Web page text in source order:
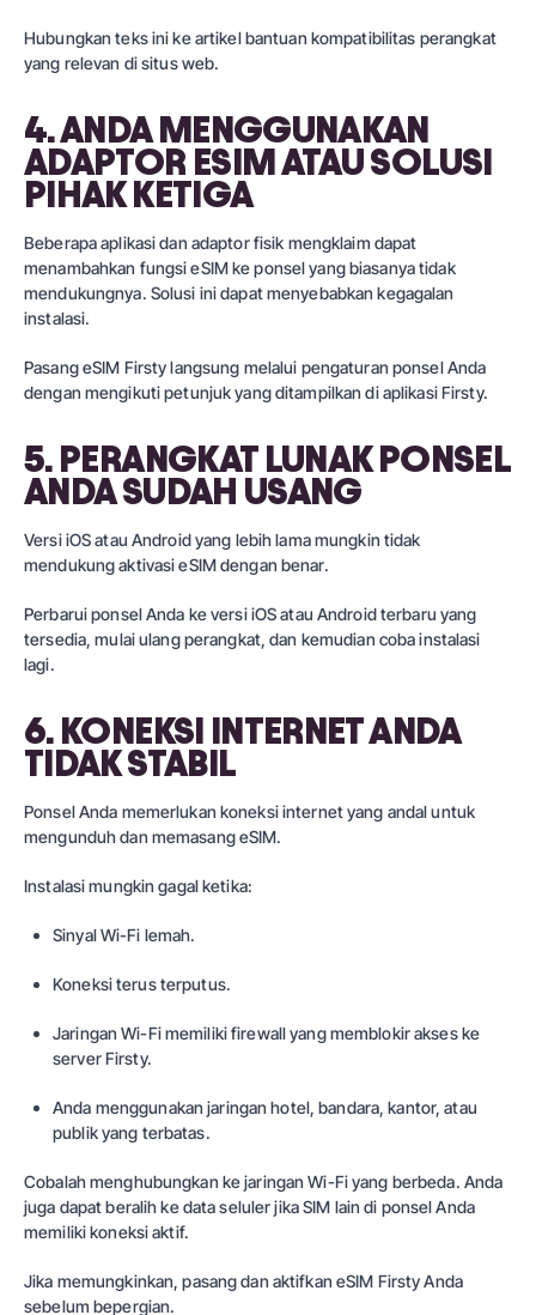
Hubungkan teks ini ke artikel bantuan kompatibilitas perangkat
yang relevan di situs web.
4. ANDA MENGGUNAKAN
ADAPTOR ESIM ATAU SOLUSI
PIHAK KETIGA
Beberapa aplikasi dan adaptor fisik mengklaim dapat
menambahkan fungsi eSIM ke ponsel yang biasanya tidak
mendukungnya. Solusi ini dapat menyebabkan kegagalan
instalasi.
Pasang eSIM Firsty langsung melalui pengaturan ponsel Anda
dengan mengikuti petunjuk yang ditampilkan di aplikasi Firsty.
5. PERANGKAT LUNAK PONSEL
ANDA SUDAH USANG
Versi iOS atau Android yang lebih lama mungkin tidak
mendukung aktivasi eSIM dengan benar.
Perbarui ponsel Anda ke versi iOS atau Android terbaru yang
tersedia, mulai ulang perangkat, dan kemudian coba instalasi
lagi.
6. KONEKSI INTERNET ANDA
TIDAK STABIL
Ponsel Anda memerlukan koneksi internet yang andal untuk
mengunduh dan memasang eSIM.
Instalasi mungkin gagal ketika:
Sinyal Wi-Fi lemah.
Koneksi terus terputus.
Jaringan Wi-Fi memiliki firewall yang memblokir akses ke
server Firsty.
Anda menggunakan jaringan hotel, bandara, kantor, atau
publik yang terbatas.
Cobalah menghubungkan ke jaringan Wi-Fi yang berbeda. Anda
juga dapat beralih ke data seluler jika SIM lain di ponsel Anda
memiliki koneksi aktif.
Jika memungkinkan, pasang dan aktifkan eSIM Firsty Anda
sebelum bepergian.